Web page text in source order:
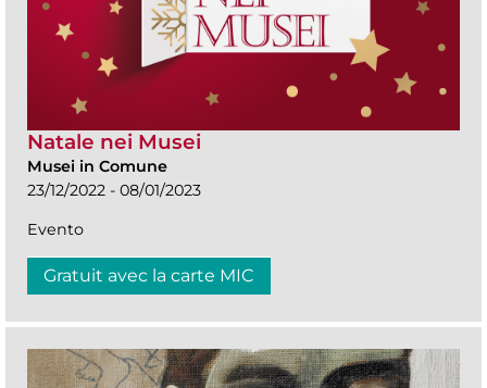
Natale nei Musei
Musei in Comune
23/12/2022 - 08/01/2023
Evento
Gratuit avec la carte MIC